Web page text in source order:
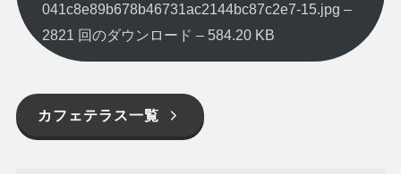
041c8e89b678b46731ac2144bc87c2e7-15.jpg –
2821 回のダウンロード – 584.20 KB
カフェテラス一覧